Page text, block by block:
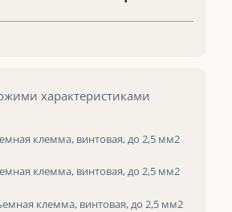
характеристиками
клемма, винтовая, до 2,5 мм2
клемма, винтовая, до 2,5 мм2
клемма, винтовая, до 2,5 мм2